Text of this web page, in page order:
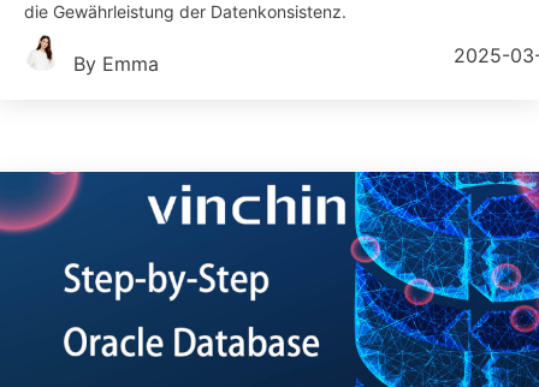
die Gewährleistung der Datenkonsistenz.
By Emma 2025-